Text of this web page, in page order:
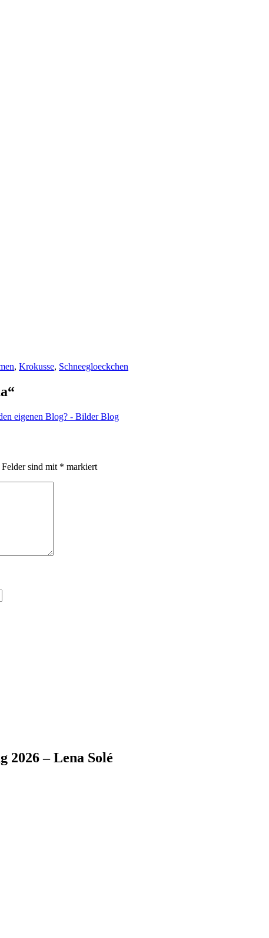
, Krokusse, Schneegloeckchen
eigenen Blog? - Bilder Blog
sind mit * markiert
2026 – Lena Solé